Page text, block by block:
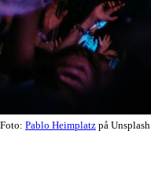
Foto: Pablo Heimplatz på Unsplash